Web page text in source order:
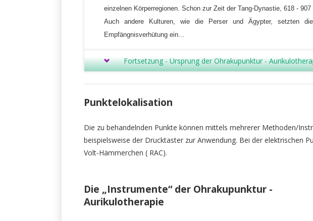
einzelnen Körperregionen. Schon zur Zeit der Tang-Dynastie, 618 -
Auch andere Kulturen, wie die Perser und Ägypter, setzten
Empfängnisverhütung ein...
Fortsetzung - Ursprung der Ohrakupunktur -
Punktelokalisation
Die zu behandelnden Punkte können mittels mehrerer Methoden/
beispielsweise der Drucktaster zur Anwendung. Bei der elektrischen
Volt-Hämmerchen ( RAC).
Die „Instrumente“ der Ohrakupunktur -
Aurikulotherapie